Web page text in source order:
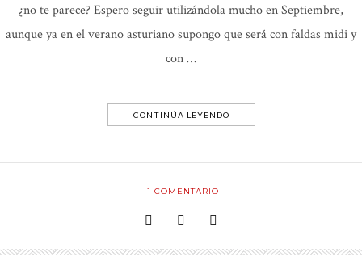
¿no te parece? Espero seguir utilizándola mucho en Septiembre,
aunque ya en el verano asturiano supongo que será con faldas midi y
con …
CONTINÚA LEYENDO
1 COMENTARIO